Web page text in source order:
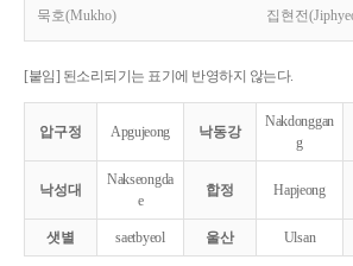
묵호(Mukho) 집현전
[붙임] 된소리되기는 표기에 반영하지 않는다.
압구정 Apgujeong 낙동강
Nakdonggan
g
낙성대
Nakseongda
e
합정 Hapjeong
샛별 saetbyeol 울산 Ulsan